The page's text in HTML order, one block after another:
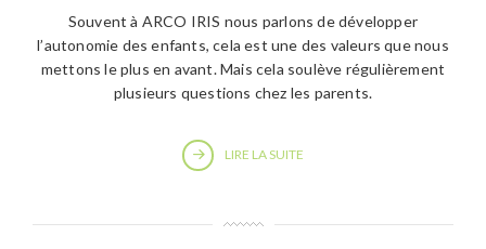
Souvent à ARCO IRIS nous parlons de développer
l’autonomie des enfants, cela est une des valeurs que nous
mettons le plus en avant. Mais cela soulève régulièrement
plusieurs questions chez les parents.
LIRE LA SUITE